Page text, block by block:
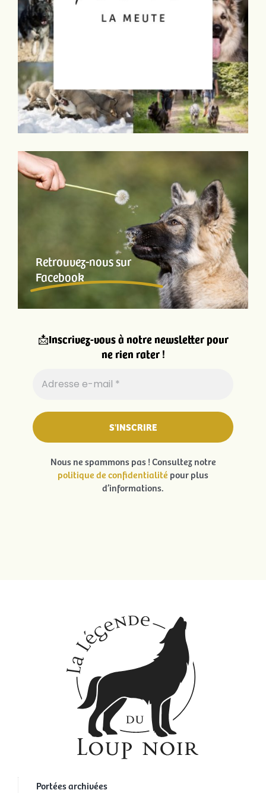
Retrouvez-nous sur
Facebook
📩Inscrivez-vous à notre newsletter pour
ne rien rater !
Nous ne spammons pas ! Consultez notre
politique de confidentialité pour plus
d’informations.
Portées archivées